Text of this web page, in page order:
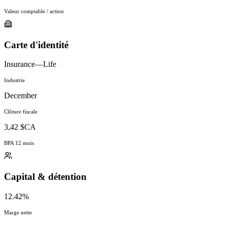
Valeur comptable / action
Carte d'identité
Insurance—Life
Industrie
December
Clôture fiscale
3,42 $CA
BPA 12 mois
Capital & détention
12.42%
Marge nette